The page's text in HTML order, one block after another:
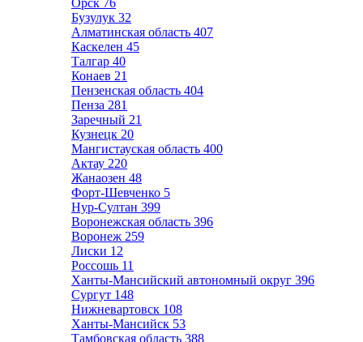
Орск 76
Бузулук 32
Алматинская область 407
Каскелен 45
Талгар 40
Конаев 21
Пензенская область 404
Пенза 281
Заречный 21
Кузнецк 20
Мангистауская область 400
Актау 220
Жанаозен 48
Форт-Шевченко 5
Нур-Султан 399
Воронежская область 396
Воронеж 259
Лиски 12
Россошь 11
Ханты-Мансийский автономный округ 396
Сургут 148
Нижневартовск 108
Ханты-Мансийск 53
Тамбовская область 388